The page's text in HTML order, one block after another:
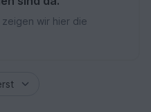
wir hier die